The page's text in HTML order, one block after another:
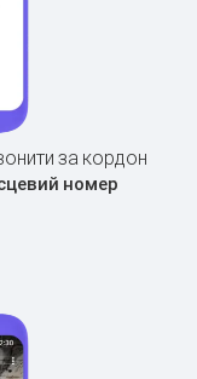
за кордон
номер